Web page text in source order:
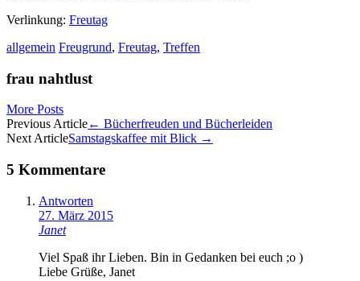
Verlinkung: Freutag
allgemein Freugrund, Freutag, Treffen
frau nahtlust
More Posts
Artikel-
Navigation
Previous Article← Bücherfreuden und Bücherleiden
Next ArticleSamstagskaffee mit Blick →
5 Kommentare
Antworten
27. März 2015
Janet
Viel Spaß ihr Lieben. Bin in Gedanken bei euch ;o )
Liebe Grüße, Janet